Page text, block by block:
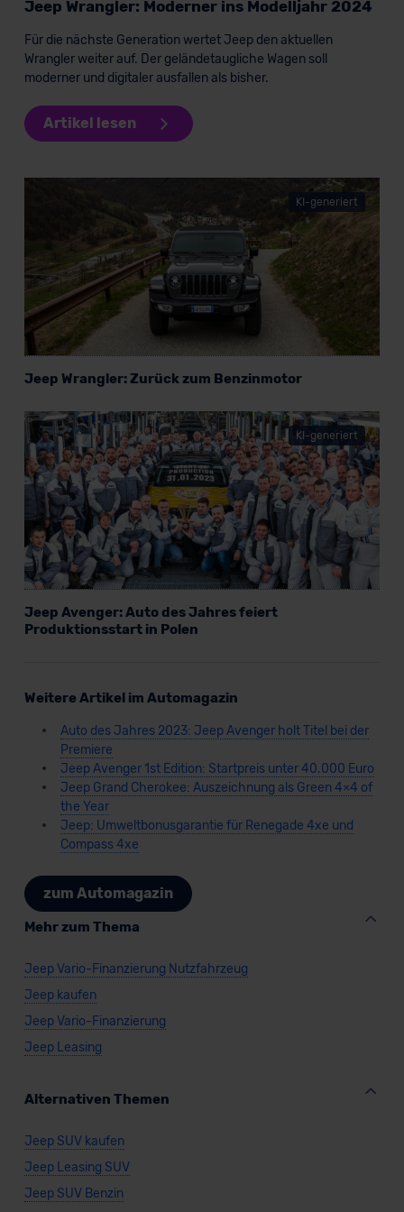
Jeep Wrangler: Moderner ins Modelljahr 2024
Für die nächste Generation wertet Jeep den aktuellen
Wrangler weiter auf. Der geländetaugliche Wagen soll
moderner und digitaler ausfallen als bisher.
Artikel lesen
KI-generiert
Jeep Wrangler: Zurück zum Benzinmotor
KI-generiert
Jeep Avenger: Auto des Jahres feiert
Produktionsstart in Polen
Weitere Artikel im Automagazin
Auto des Jahres 2023: Jeep Avenger holt Titel bei der
Premiere
Jeep Avenger 1st Edition: Startpreis unter 40.000 Euro
Jeep Grand Cherokee: Auszeichnung als Green 4×4 of
the Year
Jeep: Umweltbonusgarantie für Renegade 4xe und
Compass 4xe
zum Automagazin
Mehr zum Thema
Jeep Vario-Finanzierung Nutzfahrzeug
Jeep kaufen
Jeep Vario-Finanzierung
Jeep Leasing
Alternativen Themen
Jeep SUV kaufen
Jeep Leasing SUV
Jeep SUV Benzin